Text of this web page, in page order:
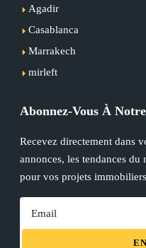
Agadir
Casablanca
Marrakech
mirleft
Abonnez-Vous À
Recevez directement dans
annonces, les tendances du
pour vos projets